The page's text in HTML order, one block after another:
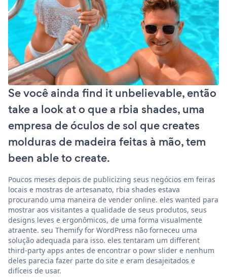
Se você ainda find it unbelievable, então
take a look at o que a rbia shades, uma
empresa de óculos de sol que creates
molduras de madeira feitas à mão, tem
been able to create.
Poucos meses depois de publicizing seus negócios em feiras
locais e mostras de artesanato, rbia shades estava
procurando uma maneira de vender online. eles wanted para
mostrar aos visitantes a qualidade de seus produtos, seus
designs leves e ergonômicos, de uma forma visualmente
atraente. seu Themify for WordPress não forneceu uma
solução adequada para isso. eles tentaram um different
third-party apps antes de encontrar o powr slider e nenhum
deles parecia fazer parte do site e eram desajeitados e
difíceis de usar.